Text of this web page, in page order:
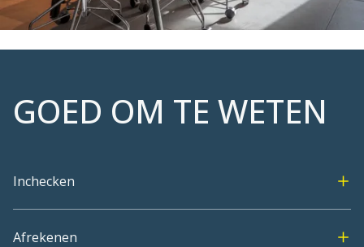
GOED OM TE WETEN
Inchecken
Afrekenen